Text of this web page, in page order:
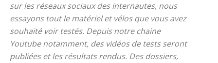
sur les réseaux sociaux des internautes, nous
essayons tout le matériel et vélos que vous avez
souhaité voir testés. Depuis notre chaine
Youtube notamment, des vidéos de tests seront
publiées et les résultats rendus. Des dossiers,